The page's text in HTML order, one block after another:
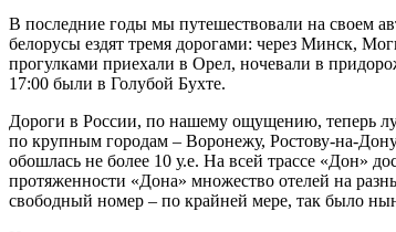
В последние годы мы путешествовали на своем
белорусы ездят тремя дорогами: через Минск,
прогулками приехали в Орел, ночевали в
17:00 были в Голубой Бухте.
Дороги в России, по нашему ощущению, теперь
по крупным городам – Воронежу, Ростову-на-
обошлась не более 10 у.е. На всей трассе «Дон»
протяженности «Дона» множество отелей на
свободный номер – по крайней мере, так было